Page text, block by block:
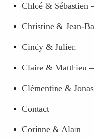
Chloé & Sébastien
Christine & Jean-
Cindy & Julien
Claire & Matthieu
Clémentine & Jonas
Contact
Corinne & Alain